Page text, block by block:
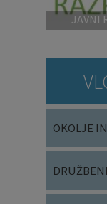
JAVNI
OKOLJE